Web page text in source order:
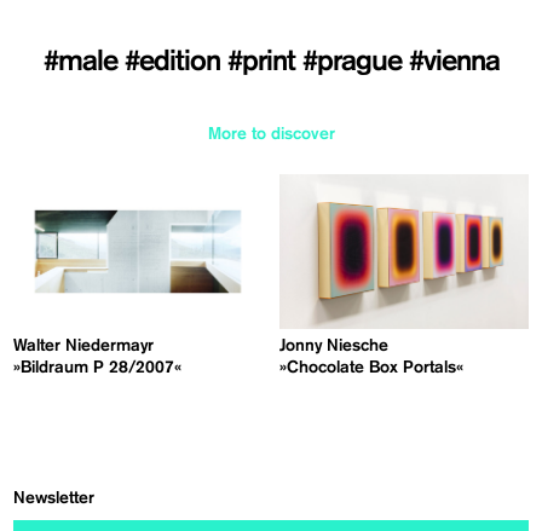
#male #edition #print #prague #vienna
More to discover
Walter Niedermayr
»Bildraum P 28/2007«
Jonny Niesche
»Chocolate Box Portals«
Newsletter